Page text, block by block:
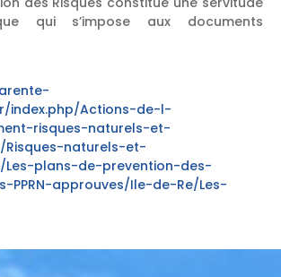
qui s’impose aux documents
index.php/Actions-de-l-
risques-naturels-et-
Risques-naturels-et-
Les-plans-de-prevention-des-
PPRN-approuves/Ile-de-Re/Les-